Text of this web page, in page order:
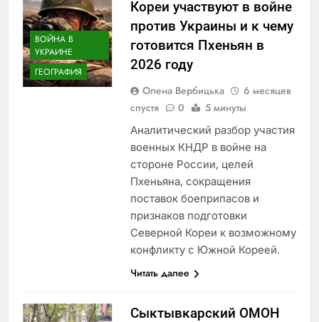
створений для
комфорту та стилю
ВОЙНА В
УКРАИНЕ
ГЕОГРАФИЯ
Кореи участвуют в войне
против Украины и к чему
готовится Пхеньян в
2026 году
Олена Вербицька
6 месяцев
спустя
0 5 минуты
Аналитический разбор участия
военных КНДР в войне на
стороне России, целей
Пхеньяна, сокращения
поставок боеприпасов и
признаков подготовки
Северной Кореи к возможному
конфликту с Южной Кореей.
Читать далее
Сыктывкарский ОМОН